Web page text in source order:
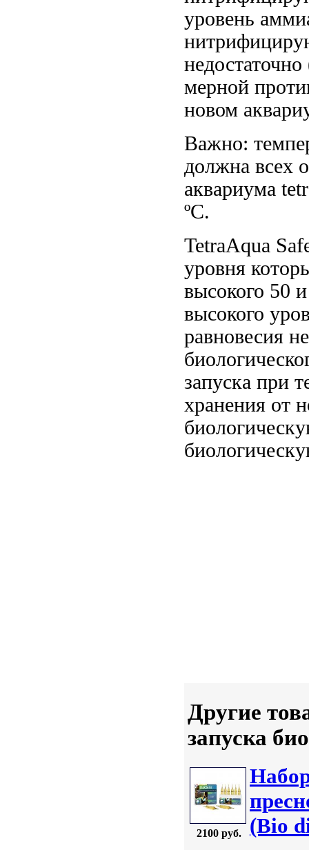
уровень
недостаточно
мерной
новом
Важно:
должна всех
аквариума
ºC.
TetraAqua
уровня
высокого 50
высокого
равновесия
запуска при
хранения от
Другие
запуска
2100 руб.
(Bio